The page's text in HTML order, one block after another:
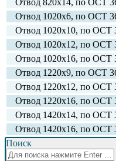
Отвод 1020х6, по ОСТ
Отвод 1020х10, по ОСТ
Отвод 1020х12, по ОСТ
Отвод 1020х16, по ОСТ
Отвод 1220х9, по ОСТ
Отвод 1220х12, по ОСТ
Отвод 1220х16, по ОСТ
Отвод 1420х14, по ОСТ
Отвод 1420х16, по ОСТ
Поиск
Поиск: